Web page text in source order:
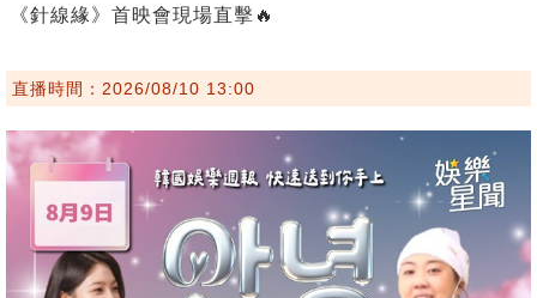
《針線緣》首映會現場直擊🔥
直播時間：2026/08/10 13:00